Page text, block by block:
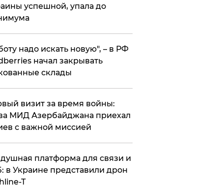
успешной, упала до
надо искать новую", – в РФ
начал закрывать
склады
визит за время войны:
МИД Азербайджана приехал
с важной миссией
платформа для связи и
в Украине представили дрон
T